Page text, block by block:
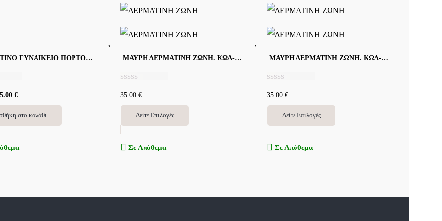
ΔΕΡΜΑΤΙΝΟ ΓΥΝΑΙΚΕΙΟ ΠΟΡΤΟΦΟΛΙ.ΚΩΔ-5781
€
στο καλάθι
ΜΑΥΡΗ ΔΕΡΜΑΤΙΝΗ ΖΩΝΗ. ΚΩΔ-Α022
α
θ
ο
λ
ο
γ
ε
35.00 €
Δείτε Επιλογές
Σε Απόθεμα
ΜΑΥΡΗ ΔΕΡΜΑΤΙΝΗ ΖΩΝΗ. ΚΩΔ-Α018
α
θ
ο
λ
ο
γ
ε
35.00 €
Δείτε Επιλογές
Σε Απόθεμα